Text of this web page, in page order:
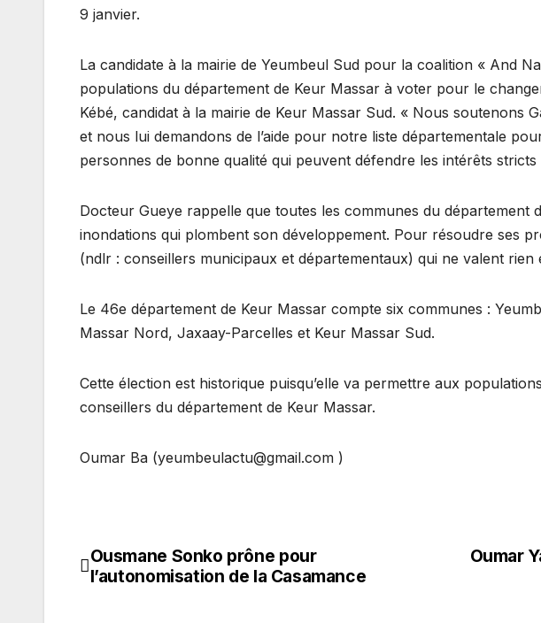
9 janvier.
La candidate à la mairie de Yeumbeul Sud pour la coalition « And
populations du département de Keur Massar à voter pour le
Kébé, candidat à la mairie de Keur Massar Sud. « Nous soutenons
et nous lui demandons de l’aide pour notre liste départementale
personnes de bonne qualité qui peuvent défendre les intérêts
Docteur Gueye rappelle que toutes les communes du département
inondations qui plombent son développement. Pour résoudre ses
(ndlr : conseillers municipaux et départementaux) qui ne valent rien
Le 46e département de Keur Massar compte six communes :
Massar Nord, Jaxaay-Parcelles et Keur Massar Sud.
Cette élection est historique puisqu’elle va permettre aux
conseillers du département de Keur Massar.
Oumar Ba (yeumbeulactu@gmail.com )
Navigation
Oumar
Ousmane Sonko prône pour
l’autonomisation de la Casamance